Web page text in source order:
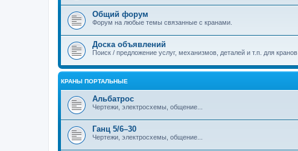
Общий форум
Форум на любые темы связанные с кранами.
Доска объявлений
Поиск / предложение услуг, механизмов, деталей и т.п. для кранов
КРАНЫ ПОРТАЛЬНЫЕ
Альбатрос
Чертежи, электросхемы, общение...
Ганц 5/6–30
Чертежи, электросхемы, общение...